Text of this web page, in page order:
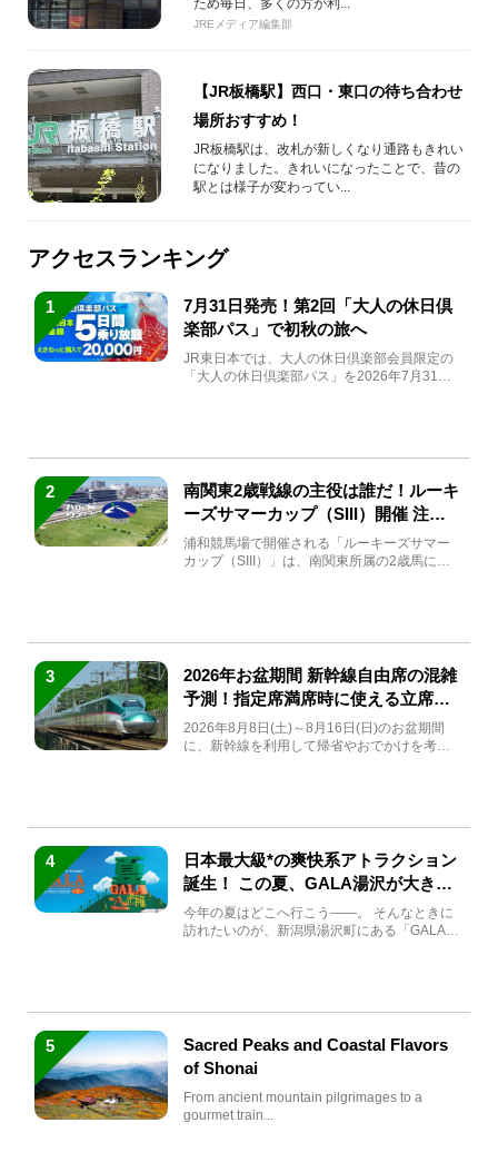
ため毎日、多くの方が利...
JREメディア編集部
【JR板橋駅】西口・東口の待ち合わせ
場所おすすめ！
JR板橋駅は、改札が新しくなり通路もきれい
になりました。きれいになったことで、昔の
駅とは様子が変わってい...
アクセスランキング
1
7月31日発売！第2回「大人の休日倶
楽部パス」で初秋の旅へ
JR東日本では、大人の休日倶楽部会員限定の
「大人の休日倶楽部パス」を2026年7月31日
2
南関東2歳戦線の主役は誰だ！ルーキ
ーズサマーカップ（SIII）開催 注目
馬と見どころをチェック
浦和競馬場で開催される「ルーキーズサマー
カップ（SIII）」は、南関東所属の2歳馬によ
3
2026年お盆期間 新幹線自由席の混雑
予測！指定席満席時に使える立席特
急券も解説
2026年8月8日(土)～8月16日(日)のお盆期間
に、新幹線を利用して帰省やおでかけを考え
4
日本最大級*の爽快系アトラクション
誕生！ この夏、GALA湯沢が大きく
生まれ変わる
今年の夏はどこへ行こう――。 そんなときに
訪れたいのが、新潟県湯沢町にある「GALA湯
5
Sacred Peaks and Coastal Flavors
of Shonai
From ancient mountain pilgrimages to a
gourmet train...